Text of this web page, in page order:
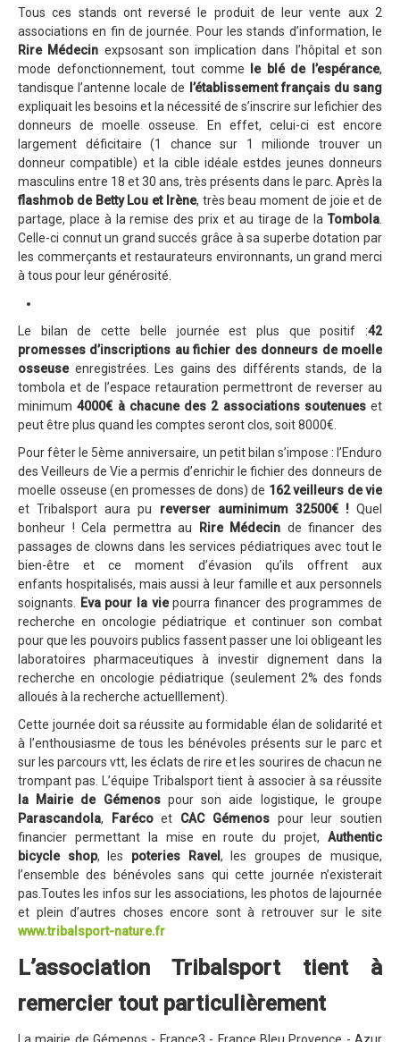
Dossier de presse 2023
Affiche 2023
Programme 2023
Plans des spéciales 2023
Partenaires 2023
Règlement 2023
Photos 2023
Edition 2022
Blog 2022
Affiche 2022
Partenaires 2022
Plans des spéciales 2022
Résultats 2022
Photos 2022
Edition 2020
Blog 2020
Dossier de Presse 2020
Edition 2019
Blog 2019
Revue de presse 2019
Résultats 2019
Plan des spéciales 2019
Programme 2019
Affiche 2019
Règlement 2019
Dossier de Presse 2019
Enduro Kids 2019
Blog 2018
Bilan de l'Enduro 2018
Tous ces stands ont reversé le produit de leur vente aux 2
associations en fin de journée. Pour les stands d’information, le
Rire Médecin expsosant son implication dans l’hôpital et son
mode defonctionnement, tout comme
le blé de l’espérance,
tandisque l’antenne locale de
l’établissement français du sang
expliquait les besoins et la nécessité de s’inscrire sur lefichier des
donneurs de moelle osseuse. En effet, celui-ci est encore
largement déficitaire (1 chance sur 1 milionde trouver un
donneur compatible) et la cible idéale estdes jeunes donneurs
masculins entre 18 et 30 ans, très présents dans le parc. Après la
flashmob de Betty Lou et Irène, très beau moment de joie et de
partage, place à la remise des prix et au tirage de la Tombola
Celle-ci connut un grand succés grâce à sa superbe dotation par
les commerçants et restaurateurs environnants, un grand merci
à tous pour leur générosité.
Le bilan de cette belle journée est plus que positif :42
promesses d’inscriptions au fichier des donneurs de moelle
osseuseenregistrées. Les gains des différents stands, de la
tombola et de l’espace retauration permettront de reverser au
minimum4000€ à chacune des 2 associations soutenueset
peut être plus quand les comptes seront clos, soit 8000€.
Pour fêter le 5ème anniversaire, un petit bilan s’impose : l’Enduro
des Veilleurs de Vie a permis d’enrichir le fichier des donneurs de
moelle osseuse (en promesses de dons) de 162 veilleurs de vie
et Tribalsport aura pu reverser auminimum 32500€ !Quel
bonheur ! Cela permettra au
Rire Médecin de financer des
passages de clowns dans les services pédiatriques avec tout le
bien-être et ce moment d’évasion qu’ils offrent aux
enfants hospitalisés, mais aussi à leur famille et aux personnels
soignants. Eva pour la viepourra financer des programmes de
recherche en oncologie pédiatrique et continuer son combat
pour que les pouvoirs publics fassent passer une loi obligeant les
laboratoires pharmaceutiques à investir dignement dans la
recherche en oncologie pédiatrique (seulement 2% des fonds
alloués à la recherche actuelllement).
Cette journée doit sa réussite au formidable élan de solidarité et
à l’enthousiasme de tous les bénévoles présents sur le parc et
sur les parcours vtt, les éclats de rire et les sourires de chacun ne
trompant pas. L’équipe Tribalsport tient à associer à sa réussite
la Mairie de Gémenospour son aide logistique, le groupe
Parascandola, Farécoet CAC Gémenospour leur soutien
financier permettant la mise en route du projet, Authentic
bicycle shop, les poteries Ravel, les groupes de musique,
l’ensemble des bénévoles sans qui cette journée n’existerait
pas.Toutes les infos sur les associations, les photos de lajournée
et plein d’autres choses encore sont à retrouver sur le site
www.tribalsport-nature.fr
L’association Tribalsport tient à
remercier tout particulièrement